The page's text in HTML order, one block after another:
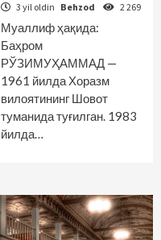
3 yil oldin Behzod 2 269
Муаллиф ҳақида:
Баҳром
РЎЗИМУҲАММАД —
1961 йилда Хоразм
вилоятининг Шовот
туманида туғилган. 1983
йилда…